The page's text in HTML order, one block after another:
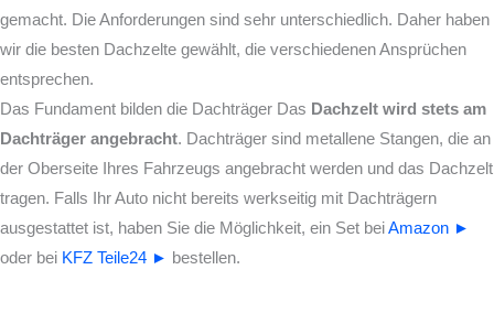
gemacht. Die Anforderungen sind sehr unterschiedlich. Daher haben
wir die besten Dachzelte gewählt, die verschiedenen Ansprüchen
entsprechen.
Das Fundament bilden die Dachträger Das Dachzelt wird stets am
Dachträger angebracht. Dachträger sind metallene Stangen, die an
der Oberseite Ihres Fahrzeugs angebracht werden und das Dachzelt
tragen. Falls Ihr Auto nicht bereits werkseitig mit Dachträgern
ausgestattet ist, haben Sie die Möglichkeit, ein Set beiAmazon ►
oder bei KFZ Teile24 ► bestellen.